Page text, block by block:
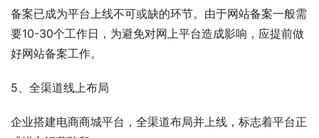
备案已成为平台上线不可或缺的环节。由于网站备案一般需
要10-30个工作日，为避免对网上平台造成影响，应提前做
好网站备案工作。
5、全渠道线上布局
企业搭建电商商城平台，全渠道布局并上线，标志着平台正